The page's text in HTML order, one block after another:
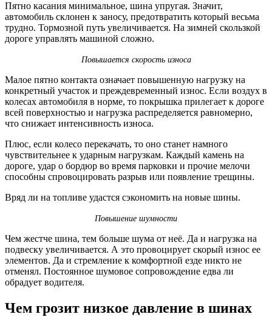
Пятно касания минимальное, шина упругая. Значит,
автомобиль склонен к заносу, предотвратить который весьма
трудно. Тормозной путь увеличивается. На зимней скользкой
дороге управлять машиной сложно.
Повышается скорость износа
Малое пятно контакта означает повышенную нагрузку на
конкретный участок и преждевременный износ. Если воздух в
колесах автомобиля в норме, то покрышка прилегает к дороге
всей поверхностью и нагрузка распределяется равномерно,
что снижает интенсивность износа.
Плюс, если колесо перекачать, то оно станет намного
чувствительнее к ударным нагрузкам. Каждый камень на
дороге, удар о бордюр во время парковки и прочие мелочи
способны спровоцировать разрыв или появление трещины.
Вряд ли на топливе удастся сэкономить на новые шины.
Повышение шумности
Чем жестче шина, тем больше шума от неё. Да и нагрузка на
подвеску увеличивается. А это провоцирует скорый износ ее
элементов. Да и стремление к комфортной езде никто не
отменял. Постоянное шумовое сопровождение едва ли
обрадует водителя.
Чем грозит низкое давление в шинах